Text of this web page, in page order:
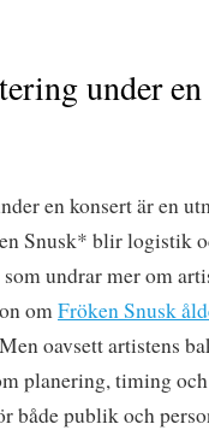
under
en konsert är en
Snusk* blir logistik
undrar mer om
om Fröken Snusk
oavsett artistens
planering, timing
både publik och